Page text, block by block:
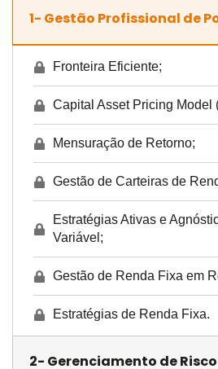
1- Gestão Profissional de
Fronteira Eficiente;
Capital Asset Pricing Model
Mensuração de Retorno;
Gestão de Carteiras de
Estratégias Ativas e
Variável;
Gestão de Renda Fixa em
Estratégias de Renda Fixa.
2- Gerenciamento de